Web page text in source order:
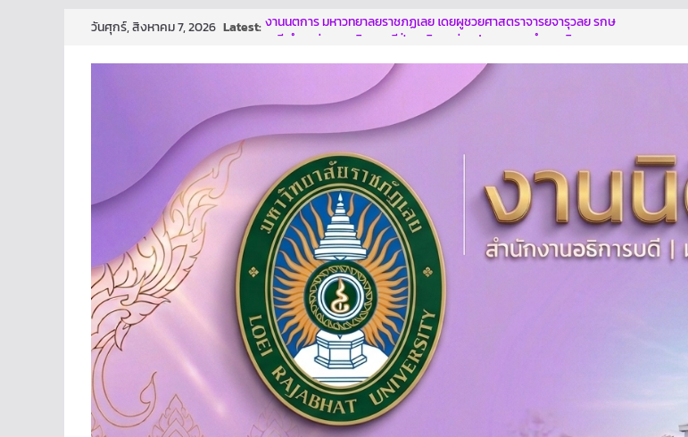
content
วันศุกร์, สิงหาคม 7, 2026 Latest:งานนิติการ มหาวิทยาลัยราชภัฏเลย โดยผู้ช่วยศาสตราจารย์จารุวัลย์ รักษ์
ผลการประกวดผลงาน/นวัตกรรม
ก้าวสู่การเป็นองค์กรปลอดทุจริตด้วยกัน
นี้ คงมีส่วนช่วยให้ทุกท่านตระหนักถึงการกระทำที่ส่อไปในทางทุจริต รู้เท่า
ทันเจตนา เเละหยุดการกระทำที่ทุจริต
โครงการเสริมสร้างธรรมาภิบาลสู่การเป็นองค์กรปลอดการทุจริต” ประจำ
ปีงบประมาณ พ.ศ. 2569
งานนิติการ สำนักงานอธิการบดี มหาวิทยาลัยราชภัฏเลย เข้าร่วมการฝึก
อบรม เรื่อง หลักเกณฑ์การประเมินคุณธรรมและความโปร่งใส (Integrity
and Transparency Assessment : ITA)
ม.ราชภัฏเลย ประกาศนโยบายไม่ให้ไม่รับ NO GIF POLICY 2569